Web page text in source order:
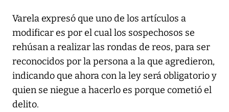
Varela expresó que uno de los artículos a
modificar es por el cual los sospechosos se
rehúsan a realizar las rondas de reos, para ser
reconocidos por la persona a la que agredieron,
indicando que ahora con la ley será obligatorio y
quien se niegue a hacerlo es porque cometió el
delito.